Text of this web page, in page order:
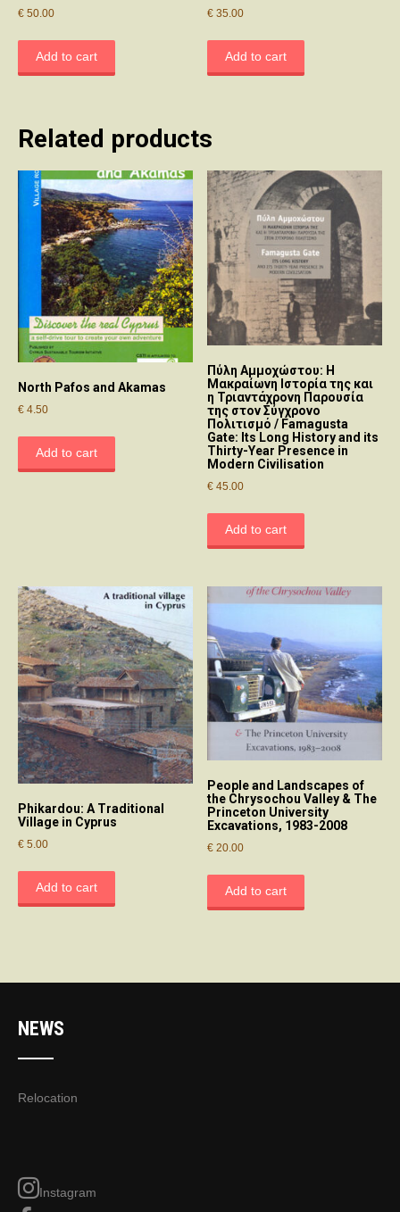
€ 50.00
Add to cart
€ 35.00
Add to cart
Related products
North Pafos and Akamas
€ 4.50
Add to cart
Πύλη Αμμοχώστου: Η
Μακραίωνη Ιστορία της και
η Τριαντάχρονη Παρουσία
της στον Σύγχρονο
Πολιτισμό / Famagusta
Gate: Its Long History and its
Thirty-Year Presence in
Modern Civilisation
€ 45.00
Add to cart
Phikardou: A Traditional
Village in Cyprus
€ 5.00
Add to cart
People and Landscapes of
the Chrysochou Valley & The
Princeton University
Excavations, 1983-2008
€ 20.00
Add to cart
NEWS
Relocation
Instagram